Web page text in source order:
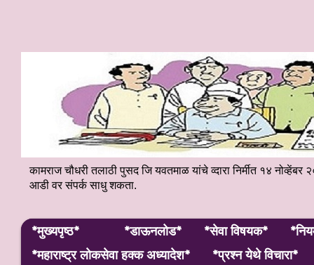
कामराज चौधरी तलाठी पुसद जि यवतमाळ यांचे व्दारा निर्मीत १४
आडी वर संपर्क साधु शकता.
*मुख्यपृष्ठ* *डाऊनलोड* *सेवा विषयक*
*महाराष्ट्र लाेकसेवा हक्क अध्यादेश*
*प्रश्न येथे विचारा*